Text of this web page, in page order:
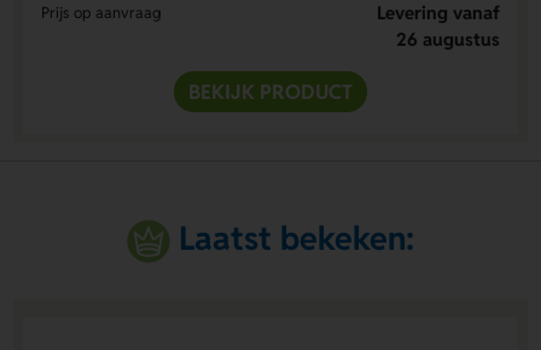
Prijs op aanvraag
Levering vanaf
26 augustus
BEKIJK PRODUCT
Laatst bekeken: